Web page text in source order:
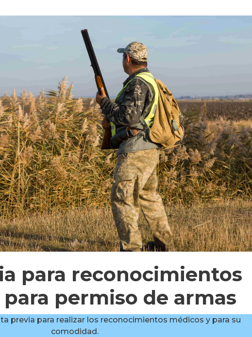
para reconocimientos
permiso de armas
previa para realizar los reconocimientos médicos y para su
comodidad.